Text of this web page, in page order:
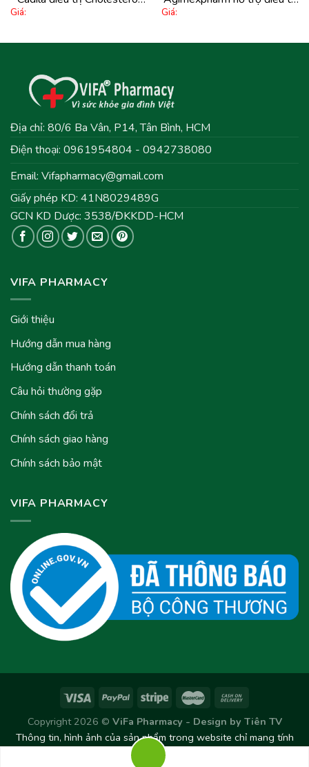
cao trong máu (10 vỉ x 10
Giá:
suy tĩnh mạch mạn tính (4 vỉ
Giá:
Địa chỉ: 80/6 Ba Vân, P14, Tân Bình, HCM
Điện thoại: 0961954804 - 0942738080
Email: Vifapharmacy@gmail.com
Giấy phép KD: 41N8029489G
GCN KD Dược: 3538/ĐKKDD-HCM
VIFA PHARMACY
Giới thiệu
Hướng dẫn mua hàng
Hướng dẫn thanh toán
Câu hỏi thường gặp
Chính sách đổi trả
Chính sách giao hàng
Chính sách bảo mật
VIFA PHARMACY
Copyright 2026 © ViFa Pharmacy - Design by Tiên TV
Thông tin, hình ảnh của sản phẩm trong website chỉ mang tính
chất tham khảo. Sản phẩm thực tế có thể thay đổi/chênh lệch